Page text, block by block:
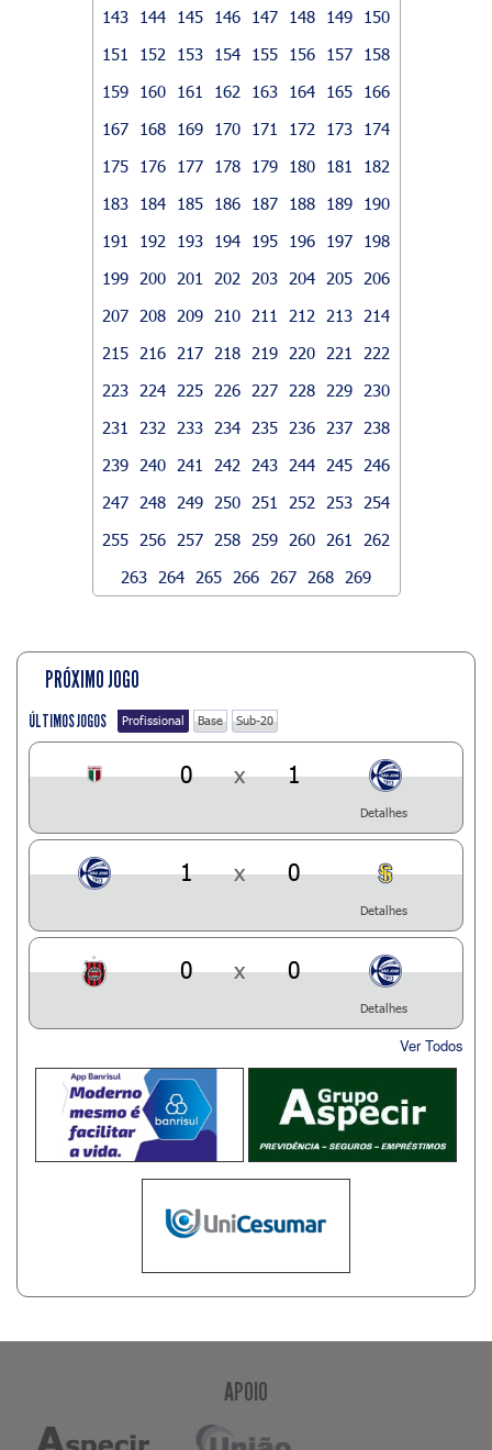
143
144 145 146 147 148 149
150
151
152 153 154 155 156 157
158
159
160 161 162 163 164 165
166
167
168 169 170 171 172 173
174
175
176 177 178 179 180 181
182
183
184 185 186 187 188 189
190
191
192 193 194 195 196 197
198
199
200 201 202 203 204 205
206
207
208 209 210 211 212 213
214
215
216 217 218 219 220 221
222
223
224 225 226 227 228 229
230
231
232 233 234 235 236 237
238
239
240 241 242 243 244 245
246
247
248 249 250 251 252 253
254
255
256 257 258 259 260 261
262
263
264 265 266 267 268 269
PRÓXIMO JOGO
ÚLTIMOS JOGOS Profissional Base Sub-20
0 x 1
Detalhes
1 x 0
Detalhes
0 x 0
Detalhes
Ver Todos
APOIO